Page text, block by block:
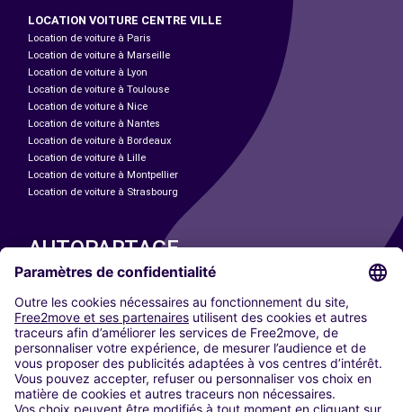
LOCATION VOITURE CENTRE VILLE
Location de voiture à Paris
Location de voiture à Marseille
Location de voiture à Lyon
Location de voiture à Toulouse
Location de voiture à Nice
Location de voiture à Nantes
Location de voiture à Bordeaux
Location de voiture à Lille
Location de voiture à Montpellier
Location de voiture à Strasbourg
AUTOPARTAGE
Paris
Madrid
Washington DC
Milan
Rome
Turin
Vienne